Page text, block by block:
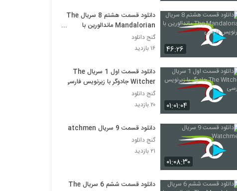
۴۶:۲۶
دانلود قسمت هشتم 8 سریال The
Mandalorian ماندالورین با
زیرنویس فارسی
گنج دانلود
۱۶ بازدید
۰۱:۰۱:۰۴
دانلود قسمت اول 1 سریال The
Witcher جادوگر با زیرنویس فارسی
گنج دانلود
۲۰ بازدید
۰۱:۰۸:۳۰
دانلود قسمت 9 سریال Watchmen
گنج دانلود
۲۱ بازدید
دانلود قسمت ششم 6 سریال The